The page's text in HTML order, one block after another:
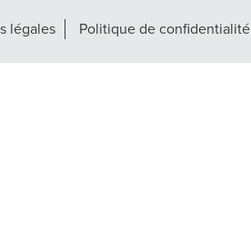
légales Politique de confidentialité